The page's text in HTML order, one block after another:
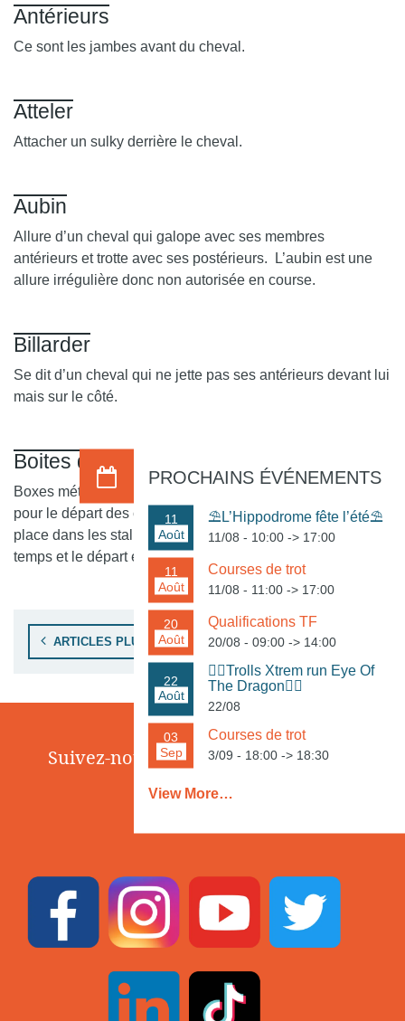
Antérieurs
Ce sont les jambes avant du cheval.
Atteler
Attacher un sulky derrière le cheval.
Aubin
Allure d’un cheval qui galope avec ses membres
antérieurs et trotte avec ses postérieurs. L’aubin est une
allure irrégulière donc non autorisée en course.
Billarder
Se dit d’un cheval qui ne jette pas ses antérieurs devant lui
mais sur le côté.
Boites de départ (starting-box)
Boxes métalliques dans lesquels se placent les chevaux
pour le départ des courses de plat ; lorsqu’ils sont tous en
place dans les stalles, toutes les portes s’ouvrent en même
temps et le départ est donné.
Navigation des articles
ARTICLES PLUS ANCIENS
Suivez-nous sur les réseaux sociaux
PROCHAINS ÉVÉNEMENTS
Août
11 ⛱️L’Hippodrome fête l’été⛱️
11/08 - 10:00 -> 17:00
Août
11 Courses de trot
11/08 - 11:00 -> 17:00
Août
20 Qualifications TF
20/08 - 09:00 -> 14:00
Août
22
🏃‍♀️Trolls Xtrem run Eye Of
The Dragon🏃‍♂️
22/08
Sep
03 Courses de trot
3/09 - 18:00 -> 18:30
View More…